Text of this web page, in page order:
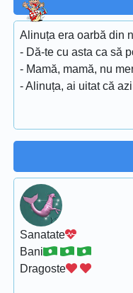
Alinuța era oarbă din
- Dă-te cu asta ca să
- Mamă, mamă, nu
- Alinuța, ai uitat că
Sanatate
Bani
Dragoste